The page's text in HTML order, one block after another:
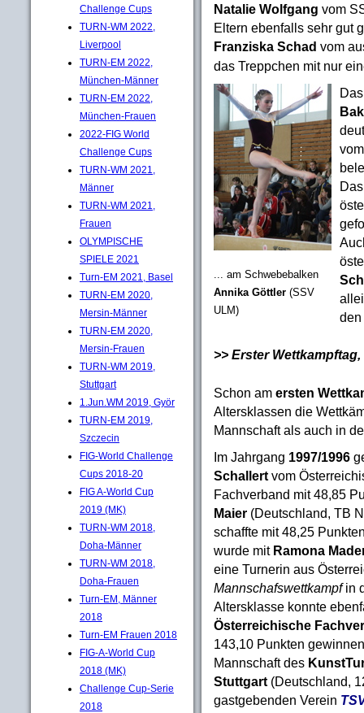
Challenge Cups
TURN-WM 2022,
Liverpool
TURN-EM 2022,
München-Männer
TURN-EM 2022,
München-Frauen
2022-FIG World
Challenge Cups
TURN-WM 2021,
Männer
TURN-WM 2021,
Frauen
OLYMPISCHE
SPIELE 2021
Turn-EM 2021, Basel
TURN-EM 2020,
Mersin-Männer
TURN-EM 2020,
Mersin-Frauen
TURN-WM 2019,
Stuttgart
1.Jun.WM 2019, Györ
TURN-EM 2019,
Szczecin
FIG-World Challenge
Cups 2018-20
FIG A-World Cup
2019 (MK)
TURN-WM 2018,
Doha-Männer
TURN-WM 2018,
Doha-Frauen
Turn-EM, Männer
2018
Turn-EM Frauen 2018
FIG-A-World Cup
2018 (MK)
Challenge Cup-Serie
2018
Natalie Wolfgang vom
Eltern ebenfalls sehr gut
Franziska Schad vom
das Treppchen mit nur
... am Schwebebalken
Annika Göttler (SSV
ULM)
den
>> Erster Wettkampftag,
Schon am ersten
Altersklassen die
Mannschaft als auch in
Im Jahrgang 1997/1996
Schallert vom
Fachverband mit 48,85
Maier (Deutschland, TB
schaffte mit 48,25
wurde mit Ramona
eine Turnerin aus
Mannschafswettkampfin
Altersklasse konnte
Österreichische
143,10 Punkten
Mannschaft des
Stuttgart (Deutschland,
gastgebenden Verein